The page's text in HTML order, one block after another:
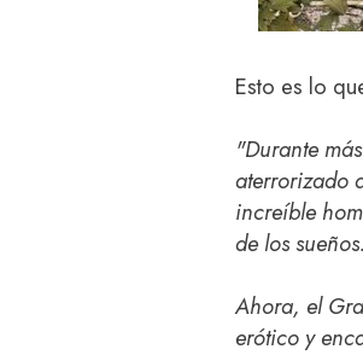
Esto es lo
"Durante
aterrorizado
increíble
de los sueños.
Ahora, el
erótico y